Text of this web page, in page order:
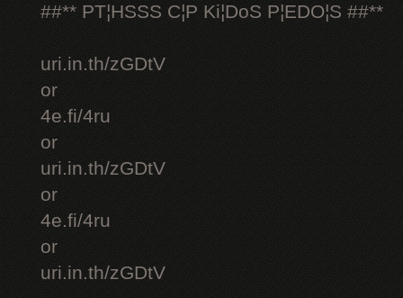
##** PT¦HSSS C¦P Ki¦DoS P¦EDO¦S ##**
uri.in.th/zGDtV
or
4e.fi/4ru
or
uri.in.th/zGDtV
or
4e.fi/4ru
or
uri.in.th/zGDtV